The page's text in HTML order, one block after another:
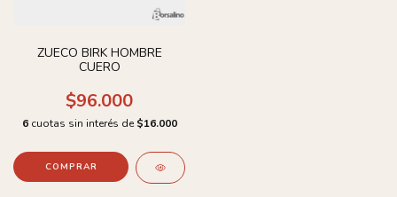
ZUECO BIRK HOMBRE
CUERO
$96.000
6 cuotas sin interés de $16.000
COMPRAR